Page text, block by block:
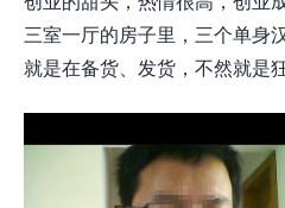
三室一厅的房子里，三个单身
就是在备货、发货，不然就是